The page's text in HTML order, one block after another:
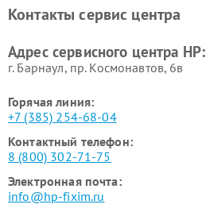
Контакты сервис центра
Адрес сервисного центра HP:
г. Барнаул, ​пр. Космонавтов, 6в
Горячая линия:
+7 (385) 254-68-04
Контактный телефон:
8 (800) 302-71-75
Электронная почта:
info@hp-fixim.ru